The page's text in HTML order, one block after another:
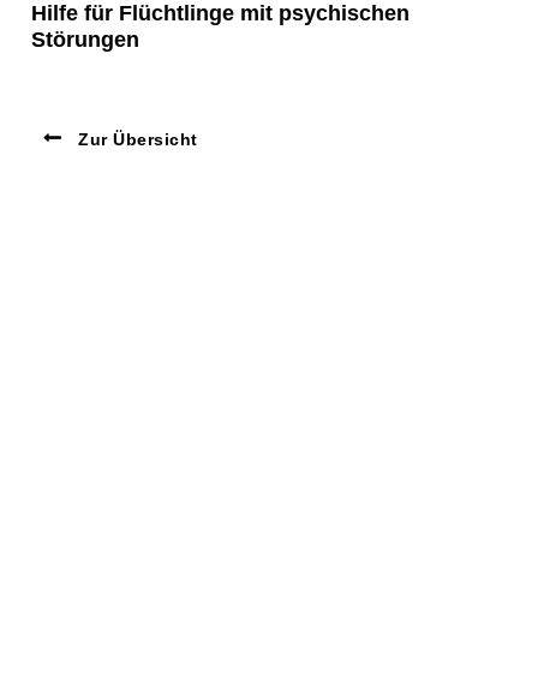
Hilfe für Flüchtlinge mit psychischen
Störungen
Zur Übersicht